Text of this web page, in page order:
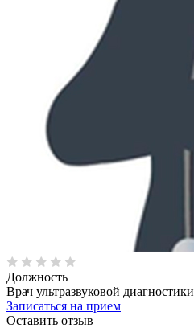
Должность
Врач ультразвуковой диагностики
Записаться на прием
Оставить отзыв